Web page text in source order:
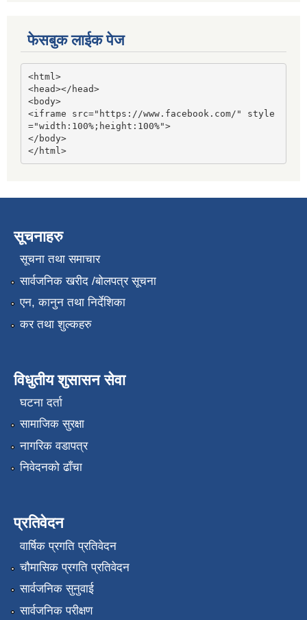
फेसबुक लाईक पेज
<html>
<head></head>
<body>
<iframe src="https://www.facebook.com/" style
="width:100%;height:100%">
</body>
</html>
सूचनाहरु
सूचना तथा समाचार
सार्वजनिक खरीद /बोलपत्र सूचना
एन, कानुन तथा निर्देशिका
कर तथा शुल्कहरु
विधुतीय शुसासन सेवा
घटना दर्ता
सामाजिक सुरक्षा
नागरिक वडापत्र
निवेदनको ढाँचा
प्रतिवेदन
वार्षिक प्रगति प्रतिवेदन
चौमासिक प्रगति प्रतिवेदन
सार्वजनिक सुनुवाई
सार्वजनिक परीक्षण